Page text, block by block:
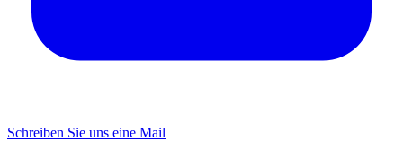
Schreiben Sie uns eine Mail